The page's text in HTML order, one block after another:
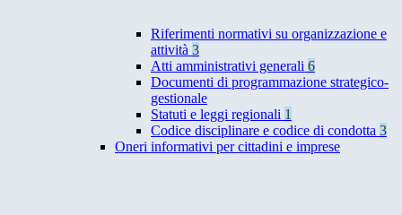
Riferimenti normativi su organizzazione e
attività 3
Atti amministrativi generali 6
Documenti di programmazione strategico-
gestionale
Statuti e leggi regionali 1
Codice disciplinare e codice di condotta 3
Oneri informativi per cittadini e imprese